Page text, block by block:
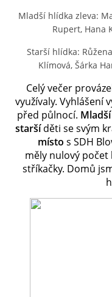
© 2026 eStránky.cz |
Mladší hlídka zleva:
Rupert, Hana
Starší hlídka:
Klímová, Šárka
Celý večer
využívaly. Vyhlášení
před půlnocí.
staršíděti se svým
místo s SDH
měly nulový počet
stříkačky. Domů